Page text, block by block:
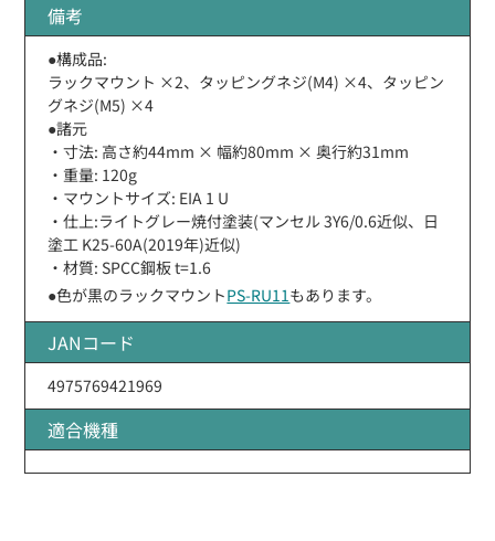
備考
●構成品:
ラックマウント ×2、タッピングネジ(M4) ×4、タッピン
グネジ(M5) ×4
●諸元
・寸法: 高さ約44mm × 幅約80mm × 奥行約31mm
・重量: 120g
・マウントサイズ: EIA 1 U
・仕上:ライトグレー焼付塗装(マンセル 3Y6/0.6近似、日
塗工 K25-60A(2019年)近似)
・材質: SPCC鋼板 t=1.6
●色が黒のラックマウントPS-RU11 もあります。
JANコード
4975769421969
適合機種